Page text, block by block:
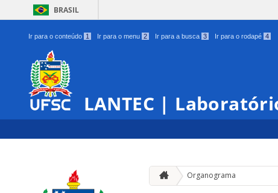
BRASIL
Ir para o conteúdo 1 Ir para o menu 2 Ir para a busca 3 Ir para o rodapé 4
LANTEC |
Organograma